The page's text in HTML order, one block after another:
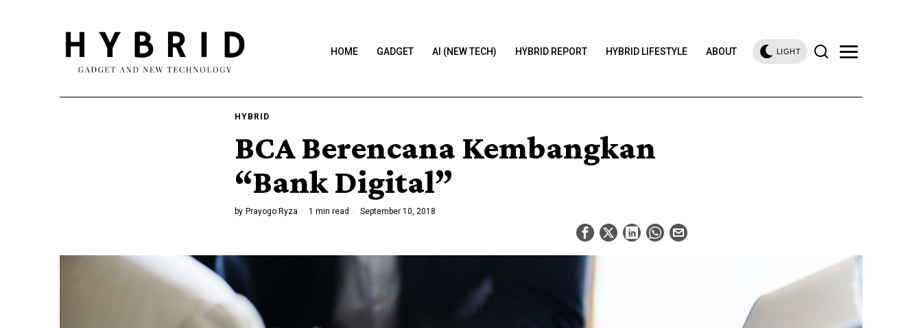
HOME GADGET AI (NEW TECH) HYBRID REPORT HYBRID LIFESTYLE ABOUT LIGHT
HYBRID
BCA Berencana Kembangkan
“Bank Digital”
by Prayogo Ryza 1 min read September 10, 2018